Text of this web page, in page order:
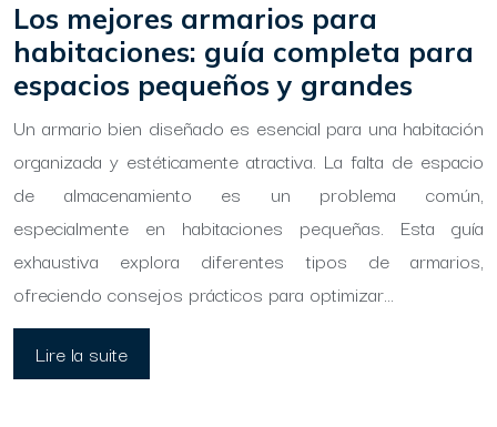
Los mejores armarios para
habitaciones: guía completa para
espacios pequeños y grandes
Un armario bien diseñado es esencial para una habitación
organizada y estéticamente atractiva. La falta de espacio
de almacenamiento es un problema común,
especialmente en habitaciones pequeñas. Esta guía
exhaustiva explora diferentes tipos de armarios,
ofreciendo consejos prácticos para optimizar…
Lire la suite